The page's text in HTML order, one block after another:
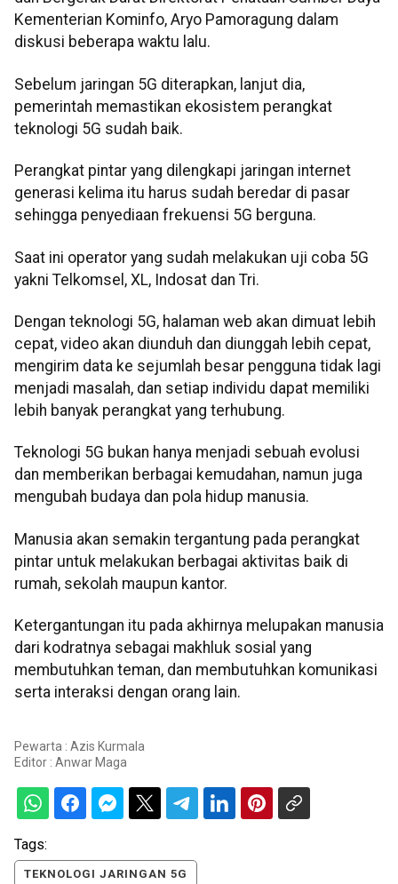
Kementerian Kominfo, Aryo Pamoragung dalam
diskusi beberapa waktu lalu.
Sebelum jaringan 5G diterapkan, lanjut dia,
pemerintah memastikan ekosistem perangkat
teknologi 5G sudah baik.
Perangkat pintar yang dilengkapi jaringan internet
generasi kelima itu harus sudah beredar di pasar
sehingga penyediaan frekuensi 5G berguna.
Saat ini operator yang sudah melakukan uji coba 5G
yakni Telkomsel, XL, Indosat dan Tri.
Dengan teknologi 5G, halaman web akan dimuat lebih
cepat, video akan diunduh dan diunggah lebih cepat,
mengirim data ke sejumlah besar pengguna tidak lagi
menjadi masalah, dan setiap individu dapat memiliki
lebih banyak perangkat yang terhubung.
Teknologi 5G bukan hanya menjadi sebuah evolusi
dan memberikan berbagai kemudahan, namun juga
mengubah budaya dan pola hidup manusia.
Manusia akan semakin tergantung pada perangkat
pintar untuk melakukan berbagai aktivitas baik di
rumah, sekolah maupun kantor.
Ketergantungan itu pada akhirnya melupakan manusia
dari kodratnya sebagai makhluk sosial yang
membutuhkan teman, dan membutuhkan komunikasi
serta interaksi dengan orang lain.
Pewarta : Azis Kurmala
Editor : Anwar Maga
Tags:
TEKNOLOGI JARINGAN 5G